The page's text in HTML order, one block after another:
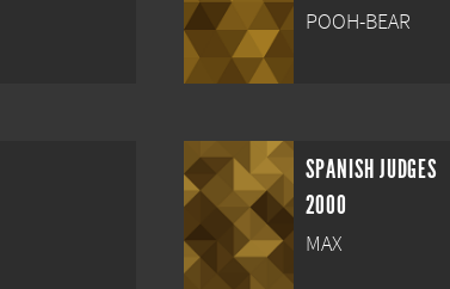
POOH-BEAR
SPANISH JUDGES
2000
MAX